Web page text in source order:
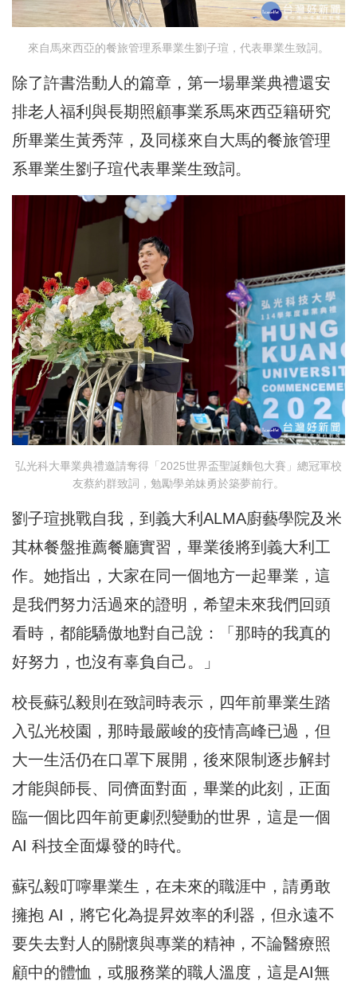
來自馬來西亞的餐旅管理系畢業生劉子瑄，代表畢業生致詞。
除了許書浩動人的篇章，第一場畢業典禮還安
排老人福利與長期照顧事業系馬來西亞籍研究
所畢業生黃秀萍，及同樣來自大馬的餐旅管理
系畢業生劉子瑄代表畢業生致詞。
弘光科大畢業典禮邀請奪得「2025世界盃聖誕麵包大賽」總冠軍校
友蔡約群致詞，勉勵學弟妹勇於築夢前行。
劉子瑄挑戰自我，到義大利ALMA廚藝學院及米
其林餐盤推薦餐廳實習，畢業後將到義大利工
作。她指出，大家在同一個地方一起畢業，這
是我們努力活過來的證明，希望未來我們回頭
看時，都能驕傲地對自己說：「那時的我真的
好努力，也沒有辜負自己。」
校長蘇弘毅則在致詞時表示，四年前畢業生踏
入弘光校園，那時最嚴峻的疫情高峰已過，但
大一生活仍在口罩下展開，後來限制逐步解封
才能與師長、同儕面對面，畢業的此刻，正面
臨一個比四年前更劇烈變動的世界，這是一個
AI 科技全面爆發的時代。
蘇弘毅叮嚀畢業生，在未來的職涯中，請勇敢
擁抱 AI，將它化為提昇效率的利器，但永遠不
要失去對人的關懷與專業的精神，不論醫療照
顧中的體恤，或服務業的職人溫度，這是AI無